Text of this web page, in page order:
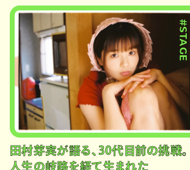
#STAGE
田村芽実が語る、30代目前の挑戦。
人生の岐路を経て生まれた